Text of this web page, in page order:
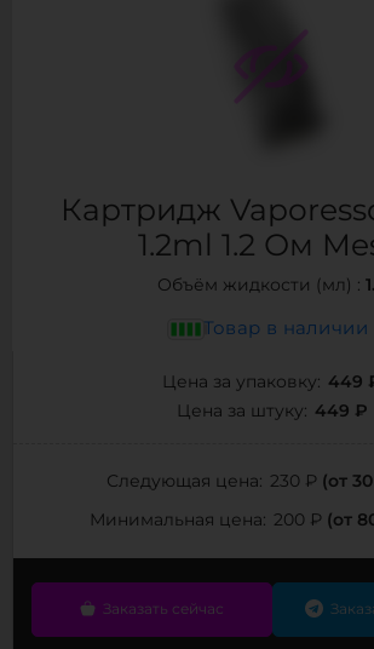
Картридж
1.2ml 1.2 Ом
Объём жидкости (мл) :
Товар в наличии
Цена за упаковку: 449
Цена за штуку: 449 ₽
Следующая цена: 230 ₽ (от
Минимальная цена: 200 ₽ (от
Заказать сейчас